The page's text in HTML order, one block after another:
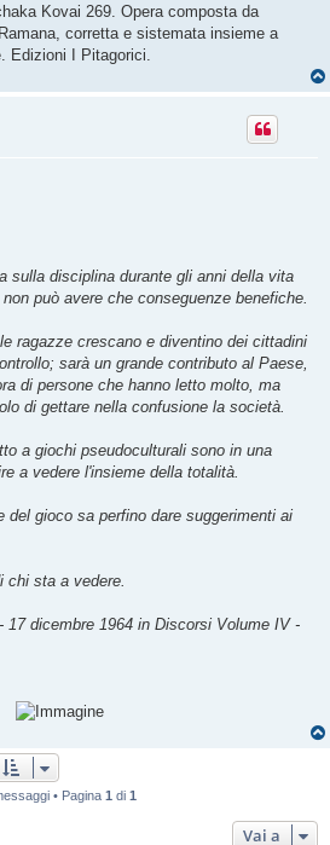
Kovai 269. Opera composta da
corretta e sistemata insieme a
Edizioni I Pitagorici.
sulla disciplina durante gli anni della vita
può avere che conseguenze benefiche.
ragazze crescano e diventino dei cittadini
sarà un grande contributo al Paese,
di persone che hanno letto molto, ma
di gettare nella confusione la società.
a giochi pseudoculturali sono in una
a vedere l'insieme della totalità.
del gioco sa perfino dare suggerimenti ai
sta a vedere.
dicembre 1964 in Discorsi Volume IV -
• Pagina 1 di 1
Vai a